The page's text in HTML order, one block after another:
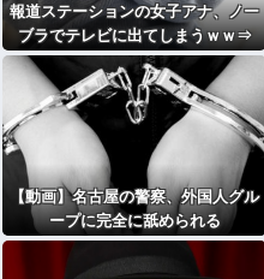
報道ステーションの女子アナ、ノー
ブラでテレビに出てしまうｗｗ⇒
（※画像あり）
【動画】名古屋の警察、外国人グル
ープに完全に舐められる